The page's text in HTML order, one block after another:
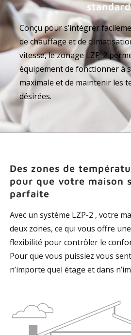
standard
Conçu pour s’intégrer
de chauffage et de
vitesse, le zonage LZP-2
équipement de fonctionner à
maximale et de maintenir les
désirées.
Des zones de
pour que votre maison
parfaite
Avec un système LZP-2 , votre
deux zones, ce qui vous offre
flexibilité pour contrôler le
Pour que vous puissiez vous
n’importe quel étage et dans